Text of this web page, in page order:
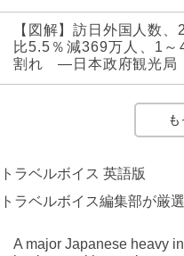
【図解】訪日外国人数
比5.5％減369万人、1～
割れ ―日本政府観光局
も
トラベルボイス 英語版
トラベルボイス編集部が厳
A major Japanese heavy